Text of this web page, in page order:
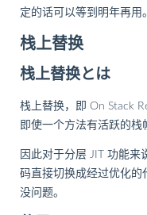
定的话可以等到明年再用。
栈上替换
栈上替换とは
栈上替换，即 On Stack
即使一个方法有活跃的栈
因此对于分层 JIT 功能来
码直接切换成经过优化的
没问题。